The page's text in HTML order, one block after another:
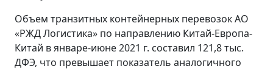
Объем транзитных контейнерных перевозок АО
«РЖД Логистика» по направлению Китай-Европа-
Китай в январе-июне 2021 г. составил 121,8 тыс.
ДФЭ, что превышает показатель аналогичного